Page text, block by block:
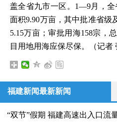
盖全省九市一区。1—9月，全
面积9.90万亩，其中批准省级
5.15万亩；审批用海158宗，
目用地用海应保尽保。（记者
福建新闻最新新闻
“双节”假期 福建高速出入口流